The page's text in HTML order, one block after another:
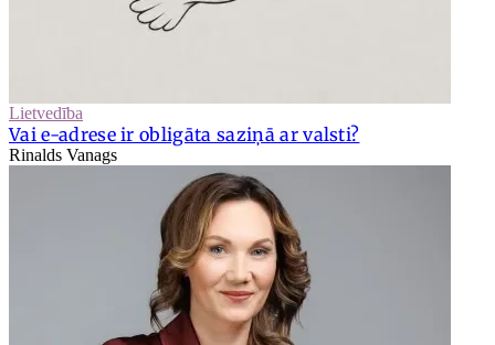
Lietvedība
Vai e-adrese ir obligāta saziņā ar valsti?
Rinalds Vanags